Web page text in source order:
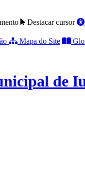
Destacar cursor
Mapa do Site
de